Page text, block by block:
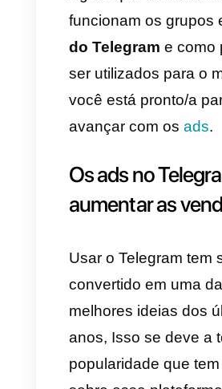
publicidade no
um grupo ou
permitirá às
contato direto
Isso significa
poderão
promocional de
de diferentes
(imagens,
Outro ponto